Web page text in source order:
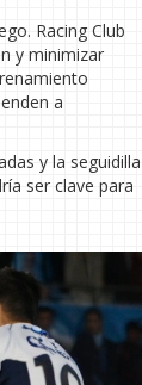
Racing Club
y minimizar
a
y la seguidilla
ser clave para